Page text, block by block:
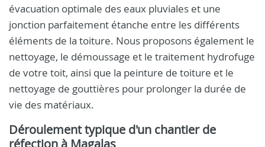
évacuation optimale des eaux pluviales et une
jonction parfaitement étanche entre les différents
éléments de la toiture. Nous proposons également le
nettoyage, le démoussage et le traitement hydrofuge
de votre toit, ainsi que la peinture de toiture et le
nettoyage de gouttières pour prolonger la durée de
vie des matériaux.
Déroulement typique d'un chantier de
réfection à Magalas